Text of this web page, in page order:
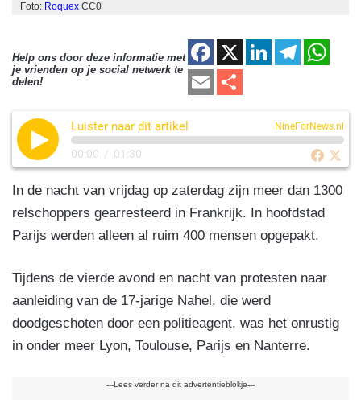
Foto: Roquex CC0
Help ons door deze informatie met
je vrienden op je social netwerk te
delen!
F
a
c
e
o
o
k
X
Li
e
n
T
gr
a
m
s
A
p
E
aile
Luister naar dit artikel NineForNews.nl
00:00 / 01:30
In de nacht van vrijdag op zaterdag zijn meer dan 1300
relschoppers gearresteerd in Frankrijk. In hoofdstad
Parijs werden alleen al ruim 400 mensen opgepakt.
Tijdens de vierde avond en nacht van protesten naar
aanleiding van de 17-jarige Nahel, die werd
doodgeschoten door een politieagent, was het onrustig
in onder meer Lyon, Toulouse, Parijs en Nanterre.
---Lees verder na dit advertentieblokje---